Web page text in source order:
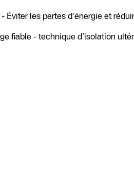
Éviter les pertes d’énergie et
fiable - technique d’isolation